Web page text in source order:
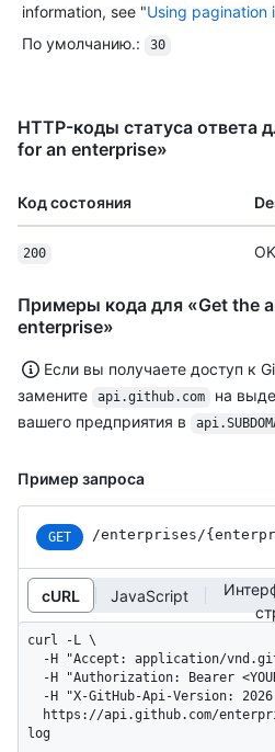
information, see "Using pagination
По умолчанию.: 30
HTTP-коды статуса ответа
for an enterprise»
Код состояния
200 OK
Примеры кода для «Get the
enterprise»
Если вы получаете доступ к
замените
api.github.com
на
вашего предприятия в
Пример запроса
GET /enterprises/
cURL JavaScript
curl -L \
log